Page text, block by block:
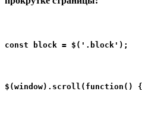
const block = $('.block');
$(window).scroll(function() {